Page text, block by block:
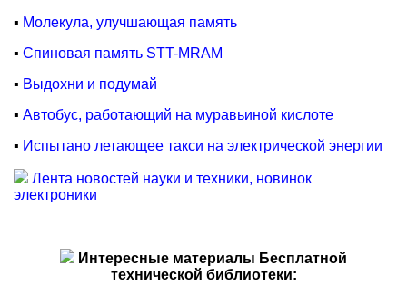
▪ Молекула, улучшающая память
▪ Спиновая память STT-MRAM
▪ Выдохни и подумай
▪ Автобус, работающий на муравьиной кислоте
▪ Испытано летающее такси на электрической энергии
Лента новостей науки и техники, новинок
электроники
Интересные материалы Бесплатной
технической библиотеки: